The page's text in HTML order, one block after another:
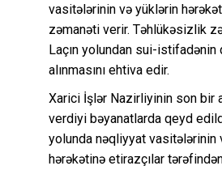
vasitələrinin və yüklərin
zəmanəti verir. Təhlükəsizlik
Laçın yolundan sui-istifadənin
alınmasını ehtiva edir.
Xarici İşlər Nazirliyinin son bir
verdiyi bəyanatlarda qeyd
yolunda nəqliyyat vasitələrinin
hərəkətinə etirazçılar